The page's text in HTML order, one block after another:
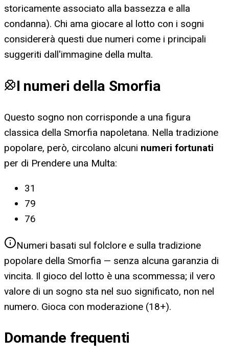
storicamente associato alla bassezza e alla
condanna). Chi ama giocare al lotto con i sogni
considererà questi due numeri come i principali
suggeriti dall'immagine della multa.
I numeri della Smorfia
Questo sogno non corrisponde a una figura
classica della Smorfia napoletana. Nella tradizione
popolare, però, circolano alcuni numeri fortunati
per di Prendere una Multa:
31
79
76
Numeri basati sul folclore e sulla tradizione
popolare della Smorfia — senza alcuna garanzia di
vincita. Il gioco del lotto è una scommessa; il vero
valore di un sogno sta nel suo significato, non nel
numero. Gioca con moderazione (18+).
Domande frequenti